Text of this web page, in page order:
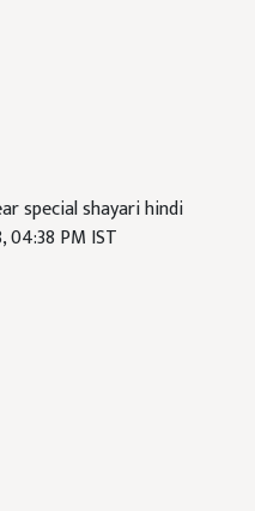
special shayari hindi
04:38 PM IST